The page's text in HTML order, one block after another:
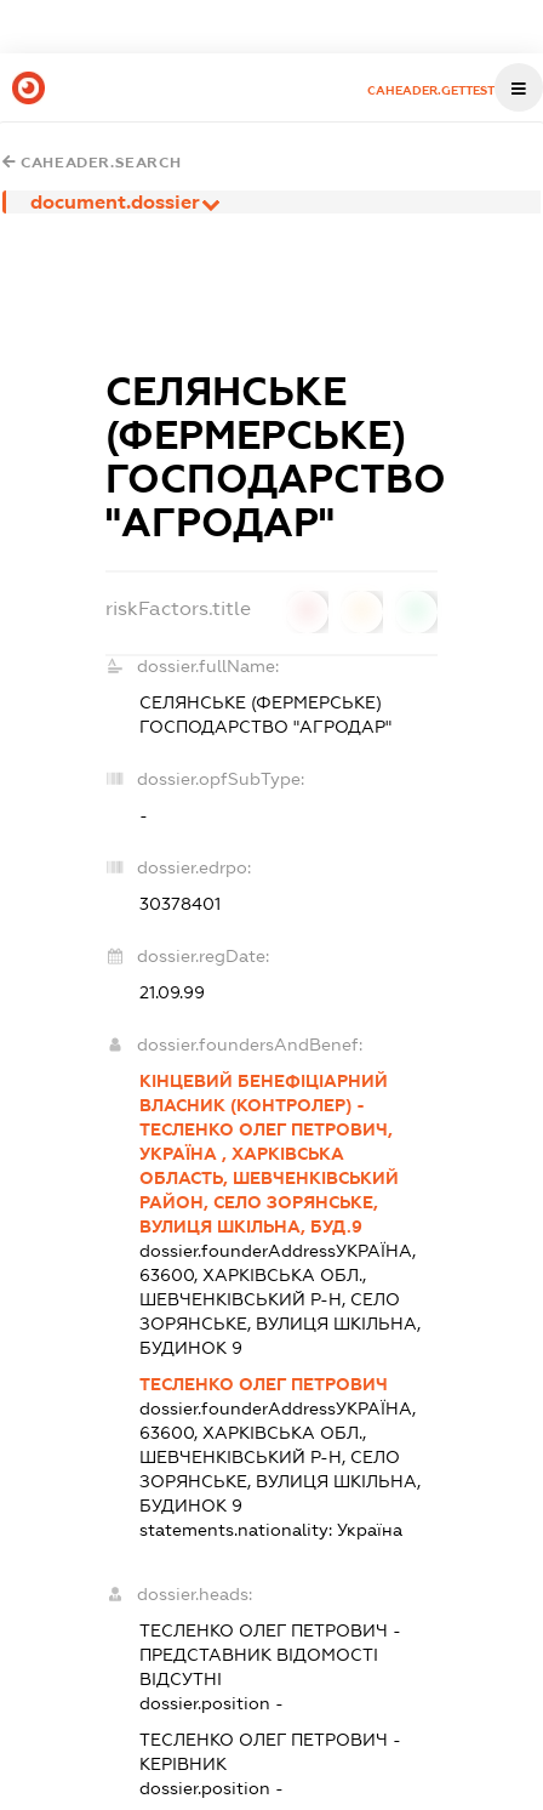
CAHEADER.GETTEST
CAHEADER.SEARCH
document.dossier
СЕЛЯНСЬКЕ
(ФЕРМЕРСЬКЕ)
ГОСПОДАРСТВО
"АГРОДАР"
riskFactors.title
dossier.fullName:
СЕЛЯНСЬКЕ (ФЕРМЕРСЬКЕ)
ГОСПОДАРСТВО "АГРОДАР"
dossier.opfSubType:
-
dossier.edrpo:
30378401
dossier.regDate:
21.09.99
dossier.foundersAndBenef:
КІНЦЕВИЙ БЕНЕФІЦІАРНИЙ
ВЛАСНИК (КОНТРОЛЕР) -
ТЕСЛЕНКО ОЛЕГ ПЕТРОВИЧ,
УКРАЇНА , ХАРКІВСЬКА
ОБЛАСТЬ, ШЕВЧЕНКІВСЬКИЙ
РАЙОН, СЕЛО ЗОРЯНСЬКЕ,
ВУЛИЦЯ ШКІЛЬНА, БУД.9
dossier.founderAddressУКРАЇНА,
63600, ХАРКІВСЬКА ОБЛ.,
ШЕВЧЕНКІВСЬКИЙ Р-Н, СЕЛО
ЗОРЯНСЬКЕ, ВУЛИЦЯ ШКІЛЬНА,
БУДИНОК 9
ТЕСЛЕНКО ОЛЕГ ПЕТРОВИЧ
dossier.founderAddressУКРАЇНА,
63600, ХАРКІВСЬКА ОБЛ.,
ШЕВЧЕНКІВСЬКИЙ Р-Н, СЕЛО
ЗОРЯНСЬКЕ, ВУЛИЦЯ ШКІЛЬНА,
БУДИНОК 9
statements.nationality:Україна
dossier.heads:
ТЕСЛЕНКО ОЛЕГ ПЕТРОВИЧ -
ПРЕДСТАВНИК ВІДОМОСТІ
ВІДСУТНІ
dossier.position -
ТЕСЛЕНКО ОЛЕГ ПЕТРОВИЧ -
КЕРІВНИК
dossier.position -